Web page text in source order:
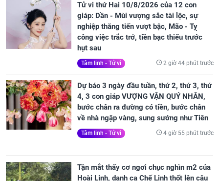
Tử vi thứ Hai 10/8/2026 của 12 con
giáp: Dần - Mùi vượng sắc tài lộc, sự
nghiệp thăng tiến vượt bậc, Mão - Tỵ
công việc trắc trở, tiền bạc thiếu trước
hụt sau
Tâm linh - Tử vi 2 giờ 44 phút trước
Dự báo 3 ngày đầu tuần, thứ 2, thứ 3, thứ
4, 3 con giáp VƯỢNG VẬN QUÝ NHÂN,
bước chân ra đường có tiền, bước chân
về nhà ngập vàng, sung sướng như Tiên
Tâm linh - Tử vi 4 giờ 55 phút trước
Tận mắt thấy cơ ngơi chục nghìn m2 của
Hoài Linh, danh ca Chế Linh thốt lên câu